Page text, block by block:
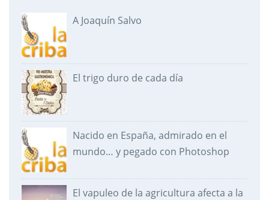
A Joaquín Salvo
El trigo duro de cada día
Nacido en España, admirado en el
mundo… y pegado con Photoshop
El vapuleo de la agricultura afecta a la